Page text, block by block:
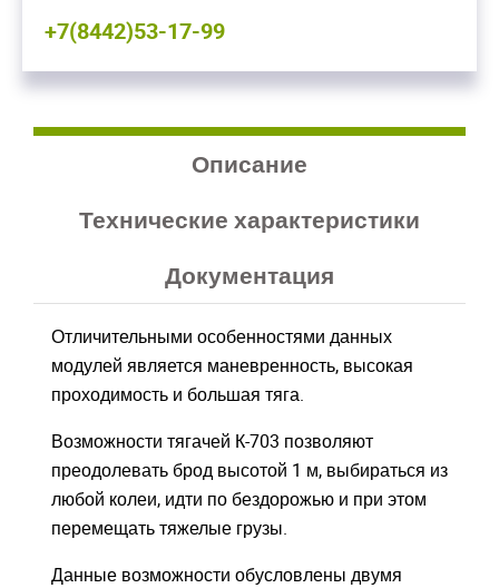
+7(8442)53-17-99
Описание
Технические характеристики
Документация
Отличительными особенностями данных
модулей является маневренность, высокая
проходимость и большая тяга.
Возможности тягачей К-703 позволяют
преодолевать брод высотой 1 м, выбираться из
любой колеи, идти по бездорожью и при этом
перемещать тяжелые грузы.
Данные возможности обусловлены двумя